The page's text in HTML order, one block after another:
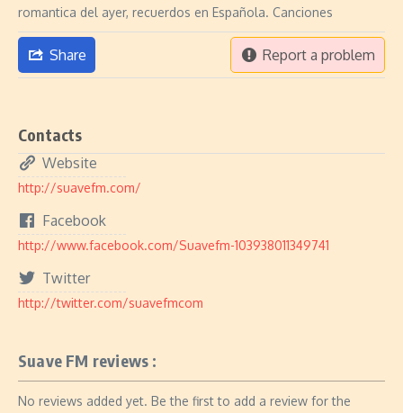
romantica del ayer, recuerdos en Española. Canciones
Share Report a problem
Contacts
Website
http://suavefm.com/
Facebook
http://www.facebook.com/Suavefm-103938011349741
Twitter
http://twitter.com/suavefmcom
Suave FM reviews :
No reviews added yet. Be the first to add a review for the